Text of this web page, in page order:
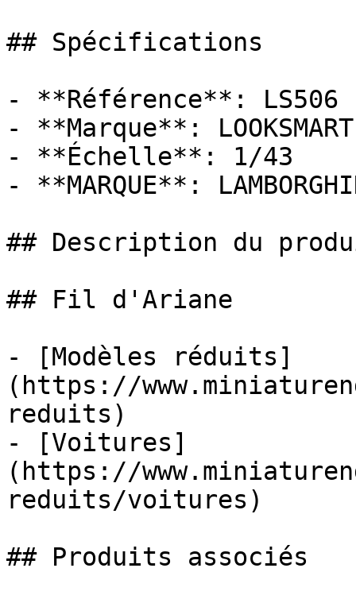
## Spécifications
- **Référence**: LS506
- **Marque**: LOOKSMART
- **Échelle**: 1/43
- **MARQUE**:
## Description du
## Fil d'Ariane
- [Modèles réduits]
(https://
reduits)
- [Voitures]
(https://
reduits/voitures)
## Produits associés